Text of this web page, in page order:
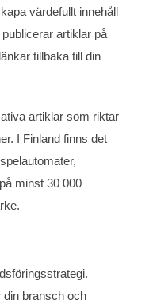
värdefullt innehåll
artiklar på
tillbaka till din
artiklar som riktar
I Finland finns det
minst 30 000
din bransch och